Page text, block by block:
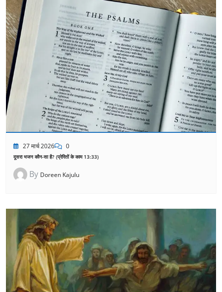
27 मार्च 2026 0
दूसरा भजन कौन-सा है? (प्रेरितों के काम 13:33)
By Doreen Kajulu